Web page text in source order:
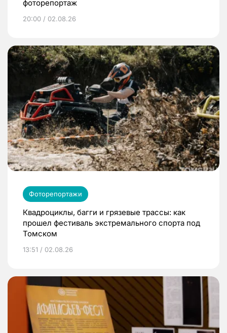
фоторепортаж
20:00 / 02.08.26
Фоторепортажи
Квадроциклы, багги и грязевые трассы: как
прошел фестиваль экстремального спорта под
Томском
13:51 / 02.08.26